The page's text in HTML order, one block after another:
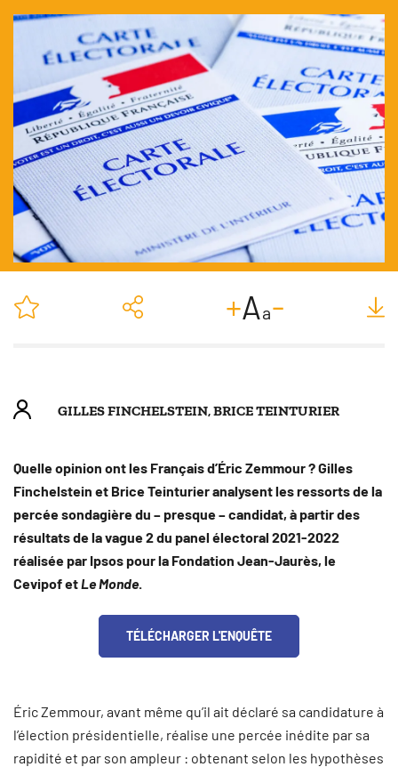
+Aa-
GILLES FINCHELSTEIN,BRICE TEINTURIER
Quelle opinion ont les Français d’Éric Zemmour ? Gilles
Finchelstein et Brice Teinturier analysent les ressorts de la
percée sondagièredu – presque – candidat, à partir des
résultats de la vague 2 du panel électoral 2021-2022
réalisée par Ipsos pour la Fondation Jean-Jaurès, le
Cevipof et Le Monde.
TÉLÉCHARGER L'ENQUÊTE
Éric Zemmour, avant même qu’il ait déclaré sa candidature à
l’élection présidentielle, réalise une percée inédite par sa
rapidité et par son ampleur : obtenant selon les hypothèses